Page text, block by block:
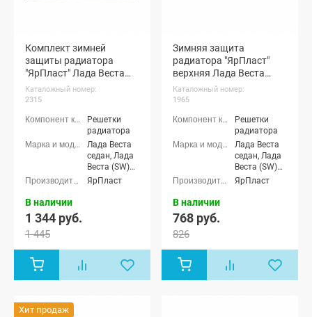
Комплект зимней
защиты радиатора
"ЯрПласт" Лада Веста
(черная шагрень)
Каталожный номер:
2315
Решетки
радиатора
Лада Веста
седан, Лада
Веста (SW)
универсал
ЯрПласт
В наличии
1 344 руб.
1 445
Зимняя защита
радиатора "ЯрПласт"
верхняя Лада Веста
(черная шагрень)
Каталожный номер:
1965
Решетки
радиатора
Лада Веста
седан, Лада
Веста (SW)
универсал
ЯрПласт
В наличии
768 руб.
826
Хит продаж